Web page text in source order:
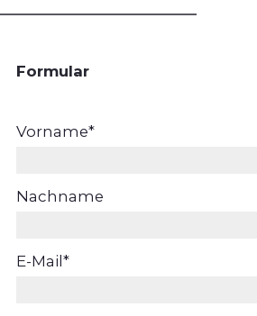
Formular
Vorname*
Nachname
E-Mail *